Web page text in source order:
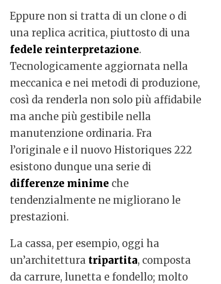
Eppure non si tratta di un clone o di
una replica acritica, piuttosto di una
fedele reinterpretazione.
Tecnologicamente aggiornata nella
meccanica e nei metodi di produzione,
così da renderla non solo più affidabile
ma anche più gestibile nella
manutenzione ordinaria. Fra
l’originale e il nuovo Historiques 222
esistono dunque una serie di
differenze minime che
tendenzialmente ne migliorano le
prestazioni.
La cassa, per esempio, oggi ha
un’architettura tripartita, composta
da carrure, lunetta e fondello; molto